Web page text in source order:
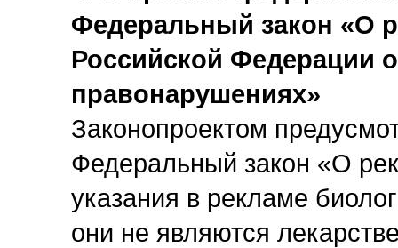
Федеральный закон «О
Российской Федерации
правонарушениях»
Законопроектом
Федеральный закон «О
указания в рекламе
они не являются